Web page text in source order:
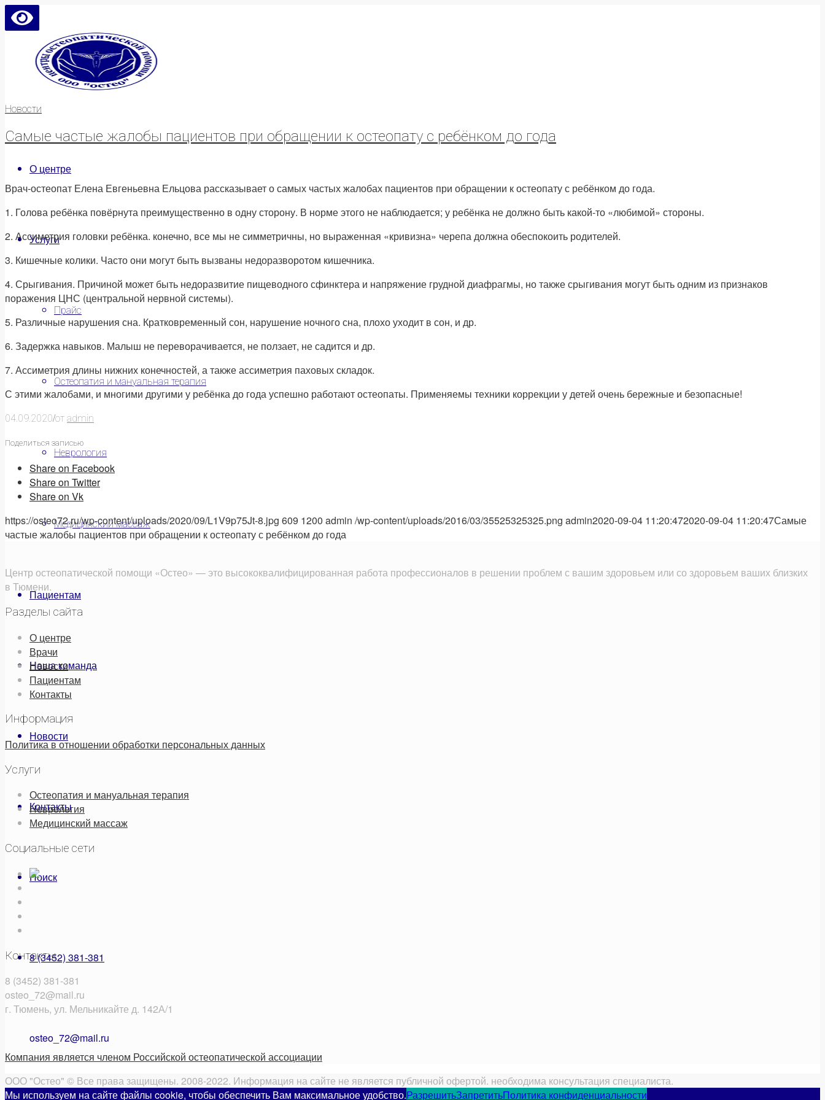
О центре
Услуги
Прайс
Остеопатия и мануальная терапия
Неврология
Медицинский массаж
Пациентам
Наша команда
Новости
Контакты
Поиск
8 (3452) 381-381
osteo_72@mail.ru
Новости
Самые частые жалобы пациентов при обращении к остеопату с ребёнком до года
Врач-остеопат Елена Евгеньевна Ельцова рассказывает о самых частых жалобах пациентов при обращении к остеопату с ребёнком до года.
1. Голова ребёнка повёрнута преимущественно в одну сторону. В норме этого не наблюдается; у ребёнка не должно быть какой-то «любимой» стороны.
2. Ассиметрия головки ребёнка. конечно, все мы не симметричны, но выраженная «кривизна» черепа должна обеспокоить родителей.
3. Кишечные колики. Часто они могут быть вызваны недоразворотом кишечника.
4. Срыгивания. Причиной может быть недоразвитие пищеводного сфинктера и напряжение грудной диафрагмы, но также срыгивания могут быть одним из признаков
поражения ЦНС (центральной нервной системы).
5. Различные нарушения сна. Кратковременный сон, нарушение ночного сна, плохо уходит в сон, и др.
6. Задержка навыков. Малыш не переворачивается, не ползает, не садится и др.
7. Ассиметрия длины нижних конечностей, а также ассиметрия паховых складок.
С этими жалобами, и многими другими у ребёнка до года успешно работают остеопаты. Применяемы техники коррекции у детей очень бережные и безопасные!
04.09.2020/от admin
Поделиться записью
Share on Facebook
Share on Twitter
Share on Vk
https://osteo72.ru/wp-content/uploads/2020/09/L1V9p75Jt-8.jpg 609 1200 admin /wp-content/uploads/2016/03/35525325325.png admin2020-09-04 11:20:472020-09-04 11:20:47Самые
частые жалобы пациентов при обращении к остеопату с ребёнком до года
Центр остеопатической помощи «Остео» — это высококвалифицированная работа профессионалов в решении проблем с вашим здоровьем или со здоровьем ваших близких
в Тюмени.
Разделы сайта
О центре
Врачи
Новости
Пациентам
Контакты
Информация
Политика в отношении обработки персональных данных
Услуги
Остеопатия и мануальная терапия
Неврология
Медицинский массаж
Социальные сети
Контакты
8 (3452) 381-381
osteo_72@mail.ru
г. Тюмень, ул. Мельникайте д. 142А/1
Компания является членом Российской остеопатической ассоциации
ООО "Остео" © Все права защищены. 2008-2022. Информация на сайте не является публичной офертой. необходима консультация специалиста.
Мы используем на сайте файлы cookie, чтобы обеспечить Вам максимальное удобство.РазрешитьЗапретитьПолитика конфиденциальности